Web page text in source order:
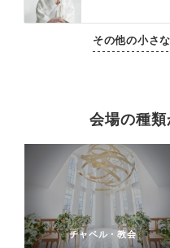
その他の小さ
会場の種
チャペル・教会